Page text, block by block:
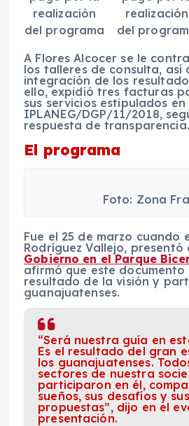
realización
del programa
realización
del
A Flores Alcocer se le
los talleres de consulta, así
integración de los
ello, expidió tres facturas
sus servicios estipulados
IPLANEG/DGP/11/2018,
respuesta de transparencia.
El programa
Foto: Zona
Fue el 25 de marzo cuando
Rodríguez Vallejo,
Gobierno en el Parque
afirmó que este
resultado de la visión y
guanajuatenses.
“Será nuestra guía en
Es el resultado del gran
los guanajuatenses.
sectores de nuestra
participaron en él,
sueños, sus desafíos y sus
propuestas”, dijo en el
presentación.